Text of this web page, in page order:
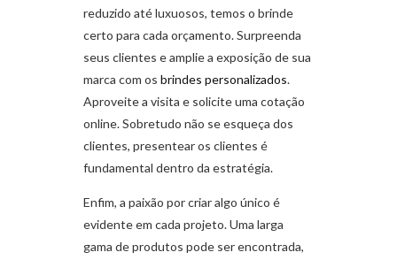
reduzido até luxuosos, temos o brinde
certo para cada orçamento. Surpreenda
seus clientes e amplie a exposição de sua
marca com os brindes personalizados.
Aproveite a visita e solicite uma cotação
online. Sobretudo não se esqueça dos
clientes, presentear os clientes é
fundamental dentro da estratégia.
Enfim, a paixão por criar algo único é
evidente em cada projeto. Uma larga
gama de produtos pode ser encontrada,